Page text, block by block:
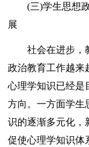
(三)学生思想政
展
社会在进步，教
政治教育工作越来
心理学知识已经是
方向。一方面学生
识的逐渐多元化，
促使心理学知识体